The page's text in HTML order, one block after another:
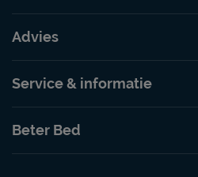
Advies
Service & informatie
Beter Bed